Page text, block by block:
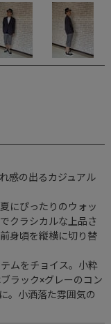
感の出るカジュアル
にぴったりのウォッ
クラシカルな上品さ
身頃を縦横に切り替
ムをチョイス。小粋
ラック×グレーのコン
。小洒落た雰囲気の